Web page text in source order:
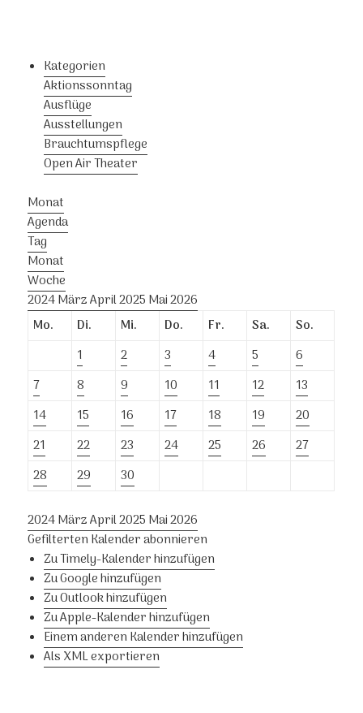
Kategorien
Aktionssonntag
Ausflüge
Ausstellungen
Brauchtumspflege
Open Air Theater
Monat
Agenda
Tag
Monat
Woche
2024MärzApril 2025 Mai2026
Mo.
Di. Mi. Do. Fr. Sa.
So.
1
2 3 4 5
6
7
8 9 10 11 12
13
14
15 16 17 18 19
20
21
22 23 24 25 26
27
28
29 30
2024MärzApril 2025 Mai2026
Gefilterten Kalender abonnieren
Zu Timely-Kalender hinzufügen
Zu Google hinzufügen
Zu Outlook hinzufügen
Zu Apple-Kalender hinzufügen
Einem anderen Kalender hinzufügen
Als XML exportieren